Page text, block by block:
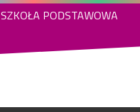
SZKOŁA PODSTAWOWA